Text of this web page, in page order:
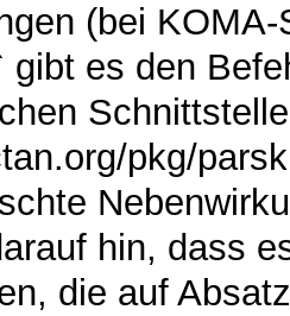
(bei
gibt es den
pkg/
hin, dass
die auf